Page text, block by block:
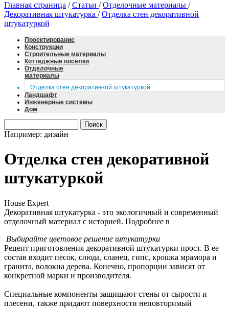
Главная страница / Статьи / Отделочные материалы /
Декоративная штукатурка / Отделка стен декоративной
штукатуркой
Проектирование
Конструкции
Строительные материалы
Коттеджные поселки
Отделочные
материалы
Отделка стен декоративной штукатуркой
Ландшафт
Инженерные системы
Дом
Например: дизайн
Отделка стен декоративной
штукатуркой
House Expert
Декоративная штукатурка - это экологичный и современный
отделочный материал с историей. Подробнее в
Выбирайте цветовое решение штукатурки
Рецепт приготовления декоративной штукатурки прост. В ее
состав входит песок, слюда, сланец, гипс, крошка мрамора и
гранита, волокна дерева. Конечно, пропорции зависят от
конкретной марки и производителя.
Специальные компоненты защищают стены от сырости и
плесени, также придают поверхности неповторимый